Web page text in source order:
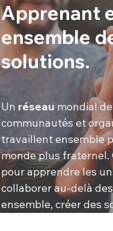
Apprenant
ensemble
solutions.
Un réseau mondial
communautés et
travaillent ensemble
monde plus fraternel.
pour apprendre les
collaborer au-delà
ensemble, créer des